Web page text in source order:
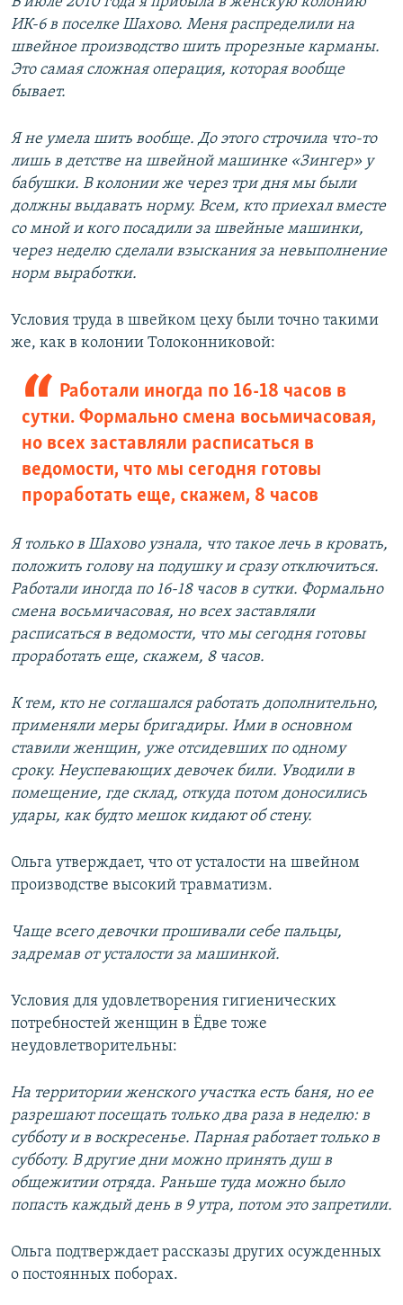
ИК-6 в поселке Шахово. Меня распределили на
швейное производство шить прорезные карманы.
Это самая сложная операция, которая вообще
бывает.
Я не умела шить вообще. До этого строчила что-то
лишь в детстве на швейной машинке «Зингер» у
бабушки. В колонии же через три дня мы были
должны выдавать норму. Всем, кто приехал вместе
со мной и кого посадили за швейные машинки,
через неделю сделали взыскания за невыполнение
норм выработки.
Условия труда в швейком цеху были точно такими
же, как в колонии Толоконниковой:
Работали иногда по 16-18 часов в
сутки. Формально смена восьмичасовая,
но всех заставляли расписаться в
ведомости, что мы сегодня готовы
проработать еще, скажем, 8 часов
Я только в Шахово узнала, что такое лечь в кровать,
положить голову на подушку и сразу отключиться.
Работали иногда по 16-18 часов в сутки. Формально
смена восьмичасовая, но всех заставляли
расписаться в ведомости, что мы сегодня готовы
проработать еще, скажем, 8 часов.
К тем, кто не соглашался работать дополнительно,
применяли меры бригадиры. Ими в основном
ставили женщин, уже отсидевших по одному
сроку. Неуспевающих девочек били. Уводили в
помещение, где склад, откуда потом доносились
удары, как будто мешок кидают об стену.
Ольга утверждает, что от усталости на швейном
производстве высокий травматизм.
Чаще всего девочки прошивали себе пальцы,
задремав от усталости за машинкой.
Условия для удовлетворения гигиенических
потребностей женщин в Ёдве тоже
неудовлетворительны:
На территории женского участка есть баня, но ее
разрешают посещать только два раза в неделю: в
субботу и в воскресенье. Парная работает только в
субботу. В другие дни можно принять душ в
общежитии отряда. Раньше туда можно было
попасть каждый день в 9 утра, потом это запретили.
Ольга подтверждает рассказы других осужденных
о постоянных поборах.